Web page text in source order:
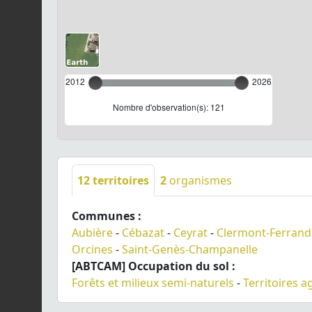
2012 2026
Nombre d'observation(s): 121
12territoires 2 organismes
Communes :
Aubière- Cébazat- Ceyrat- Clermont-Ferrand
Orcines -Saint-Genès-Champanelle
[ABTCAM] Occupation du sol :
Forêts et milieux semi-naturels -Territoires